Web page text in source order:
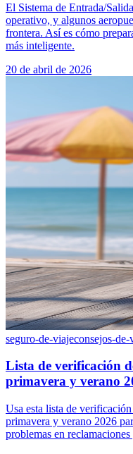
El Sistema de Entrada/
operativo, y algunos
frontera. Así es cómo
más inteligente.
20 de abril de 2026
seguro-de-viajeconsejos-de-
Lista de verificación
primavera y verano
Usa esta lista de
primavera y verano 2026
problemas en